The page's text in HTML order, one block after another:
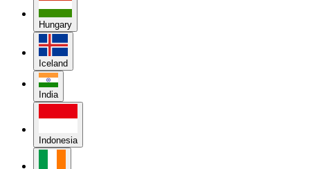
Hungary
Iceland
India
Indonesia